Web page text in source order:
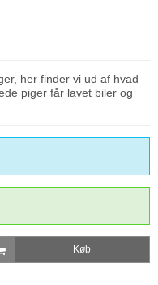
her finder vi ud af hvad
piger får lavet biler og
Køb